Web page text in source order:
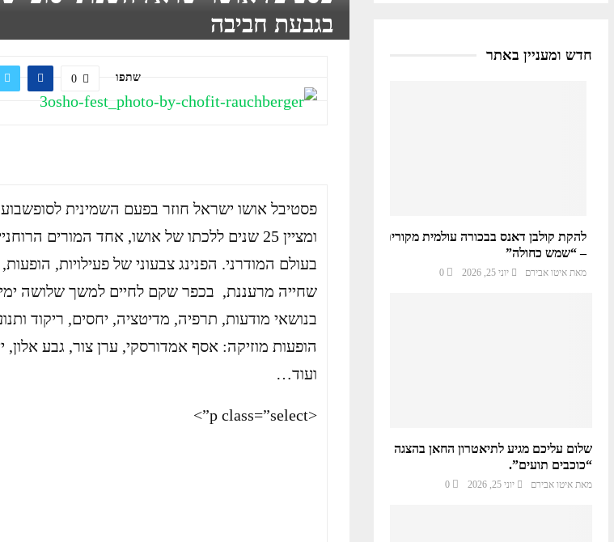
בגבעת חביבה
שתפו 0
פסטיבל אושו ישראל חוזר בפעם השמינית
ומציין 25 שנים ללכתו של אושו, אחד המורים
בעולם המודרני. הפנינג צבעוני של פעילויות,
בנושאי מודעות, תרפיה, מדיטציה, יחסים, ריקוד
הופעות מוזיקה: אסף אמדורסקי, ערן צור, גבע אלון,
ועוד…
<p class=”select”>
חדש ומעניין באתר
להקת קולבן דאנס בבכורה עולמית מקורית
– “שמש כחולה”
מאת איטו אבירם יוני 25, 2026 0
שלום עליכם מגיע לתיאטרון החאן בהצגה
“כוכבים תועים”.
מאת איטו אבירם יוני 25, 2026 0